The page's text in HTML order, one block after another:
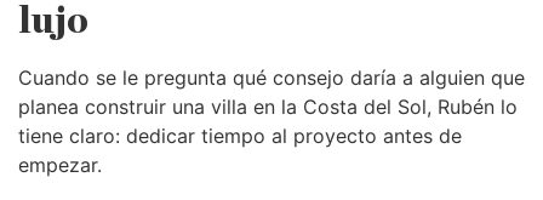
lujo
Cuando se le pregunta qué consejo daría a alguien que
planea construir una villa en la Costa del Sol, Rubén lo
tiene claro: dedicar tiempo al proyecto antes de
empezar.